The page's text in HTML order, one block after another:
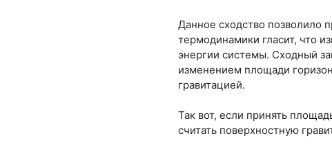
Данное сходство позволило
термодинамики гласит, что
энергии системы. Сходный
изменением площади
гравитацией.
Так вот, если принять
считать поверхностную